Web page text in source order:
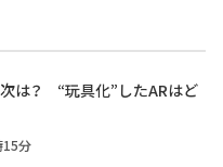
次は？ “玩具化”したARはど
15分